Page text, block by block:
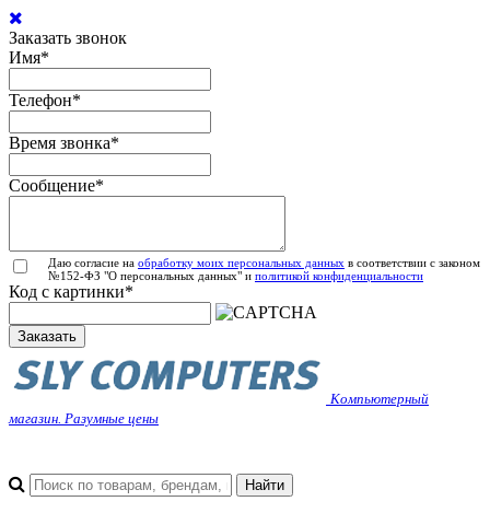
Заказать звонок
Имя*
Телефон*
Время звонка*
Сообщение*
Даю согласие на обработку моих персональных данных в соответствии с законом
№152-ФЗ "О персональных данных" и политикой конфиденциальности
Код с картинки*
Заказать
Компьютерный
магазин. Разумные цены